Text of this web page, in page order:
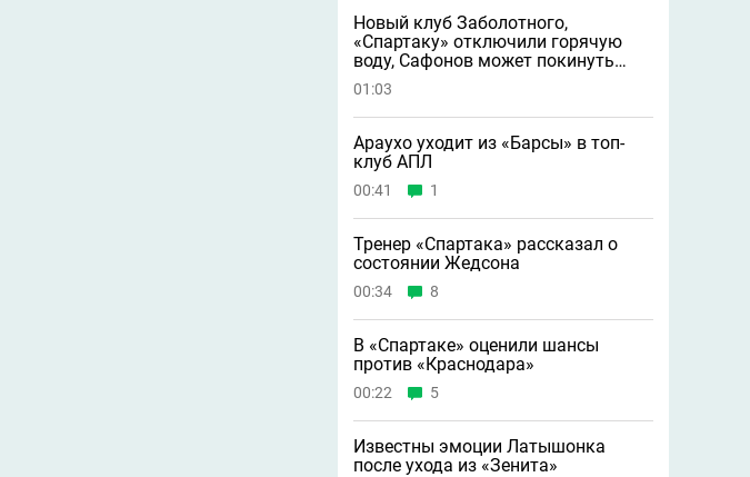
Новый клуб Заболотного,
«Спартаку» отключили горячую
воду, Сафонов может покинуть
«ПСЖ» и другие новости
01:03
Араухо уходит из «Барсы» в топ-
клуб АПЛ
00:41 1
Тренер «Спартака» рассказал о
состоянии Жедсона
00:34 8
В «Спартаке» оценили шансы
против «Краснодара»
00:22 5
Известны эмоции Латышонка
после ухода из «Зенита»